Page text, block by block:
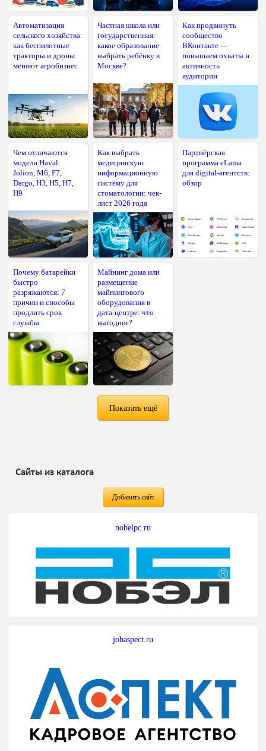
Автоматизация
сельского хозяйства:
как беспилотные
тракторы и дроны
меняют агробизнес
Частная школа или
государственная:
какое образование
выбрать ребёнку в
Москве?
Как продвинуть
сообщество
ВКонтакте —
повышаем охваты и
активность
аудитории
Чем отличаются
модели Haval:
Jolion, M6, F7,
Dargo, H3, H5, H7,
H9
Как выбрать
медицинскую
информационную
систему для
стоматологии: чек-
лист 2026 года
Партнёрская
программа eLama
для digital-агентств:
обзор
Почему батарейки
быстро
разряжаются: 7
причин и способы
продлить срок
службы
Майнинг дома или
размещение
майнингового
оборудования в
дата-центре: что
выгоднее?
Показать ещё
Сайты из каталога
Добавить сайт
nobelpc.ru
jobaspect.ru